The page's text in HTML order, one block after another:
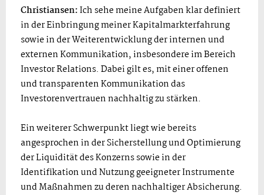
Christiansen:Ich sehe meine Aufgaben klar definiert
in der Einbringung meiner Kapitalmarkterfahrung
sowie in der Weiterentwicklung der internen und
externen Kommunikation, insbesondere im Bereich
Investor Relations. Dabei gilt es, mit einer offenen
und transparenten Kommunikation das
Investorenvertrauen nachhaltig zu stärken.
Ein weiterer Schwerpunkt liegt wie bereits
angesprochen in der Sicherstellung und Optimierung
der Liquidität des Konzerns sowie in der
Identifikation und Nutzung geeigneter Instrumente
und Maßnahmen zu deren nachhaltiger Absicherung.